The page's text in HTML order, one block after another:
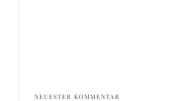
NEUESTER KOMMENTAR